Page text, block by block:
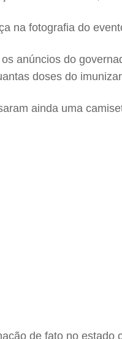
na fotografia do
anúncios do
doses do
ainda uma
de fato no estado